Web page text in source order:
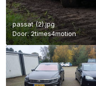
passat (2).jpg
Door:2times4motion